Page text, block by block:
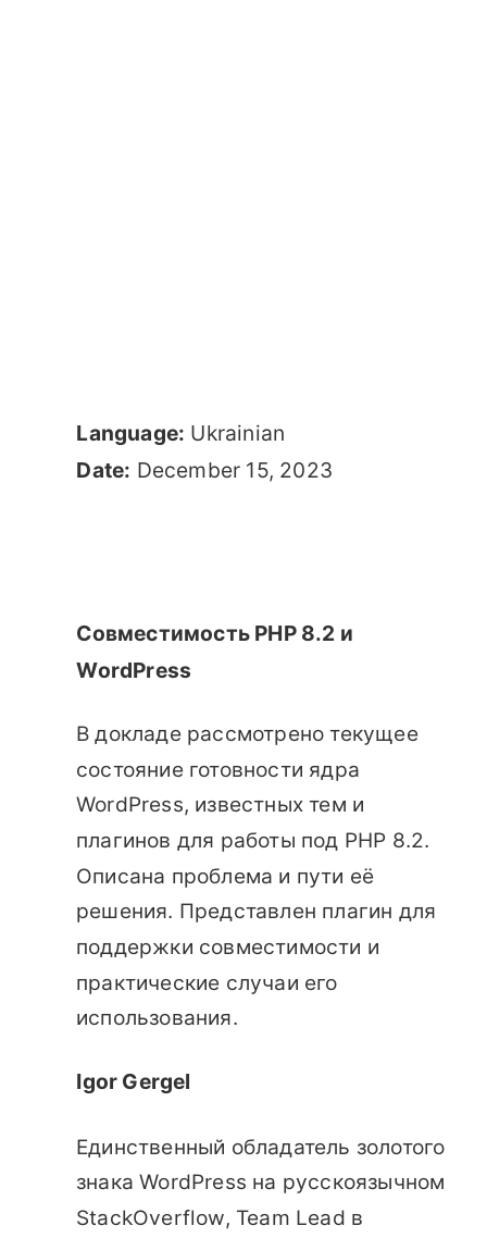
Language: Ukrainian
Date: December 15, 2023
Совместимость PHP 8.2 и
WordPress
В докладе рассмотрено текущее
состояние готовности ядра
WordPress, известных тем и
плагинов для работы под PHP 8.2.
Описана проблема и пути её
решения. Представлен плагин для
поддержки совместимости и
практические случаи его
использования.
Igor Gergel
Единственный обладатель золотого
знака WordPress на русскоязычном
StackOverflow, Team Lead в